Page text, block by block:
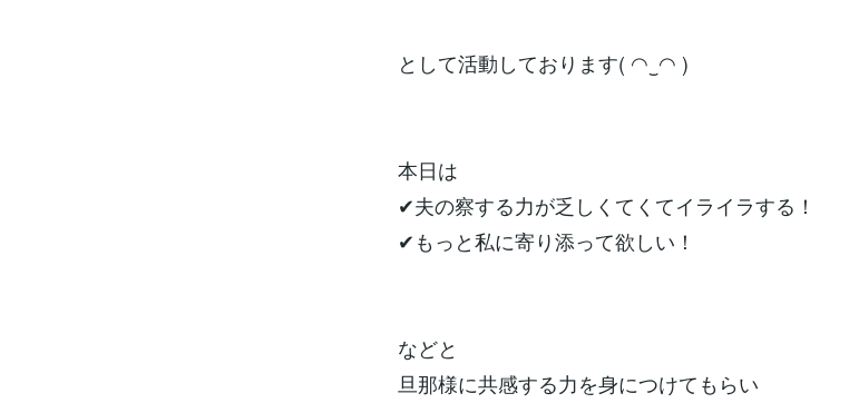
として活動しております( ◠‿◠ )
本日は
✔︎夫の察する力が乏しくてくてイライラする！
✔︎もっと私に寄り添って欲しい！
などと
旦那様に共感する力を身につけてもらい